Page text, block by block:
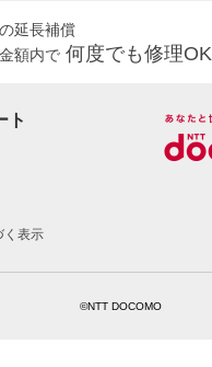
延長補償
額内で 何度でも修理OK
ト
く表示
©NTT DOCOMO